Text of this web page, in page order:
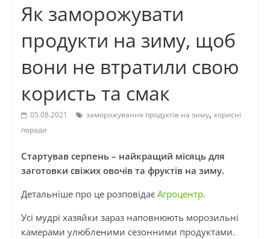
Як заморожувати
продукти на зиму, щоб
вони не втратили свою
користь та смак
05.08.2021 заморожування продуктів на зиму, корисні
поради
Стартував серпень – найкращий місяць для
заготовки свіжих овочів та фруктів на зиму.
Детальніше про це розповідає Агроцентр.
Усі мудрі хазяйки зараз наповнюють морозильні
камерами улюбленими сезонними продуктами.